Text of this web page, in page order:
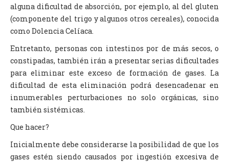
alguna dificultad de absorción, por ejemplo, al del gluten
(componente del trigo y algunos otros cereales), conocida
como Dolencia Celíaca.
Entretanto, personas con intestinos por de más secos, o
constipadas, también irán a presentar serias dificultades
para eliminar este exceso de formación de gases. La
dificultad de esta eliminación podrá desencadenar en
innumerables perturbaciones no solo orgánicas, sino
también sistémicas.
Que hacer?
Inicialmente debe considerarse la posibilidad de que los
gases estén siendo causados por ingestión excesiva de